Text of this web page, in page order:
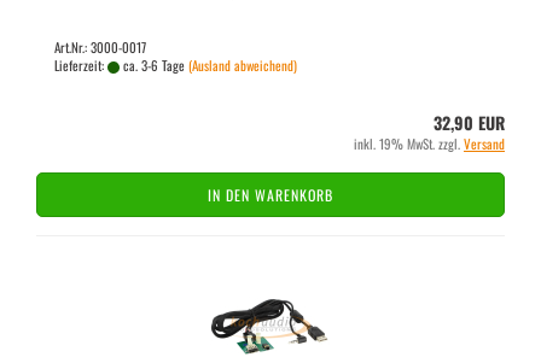
Art.Nr.: 3000-0017
Lieferzeit:
ca. 3-6 Tage(Ausland abweichend)
32,90 EUR
inkl. 19% MwSt. zzgl.Versand
IN DEN WARENKORB